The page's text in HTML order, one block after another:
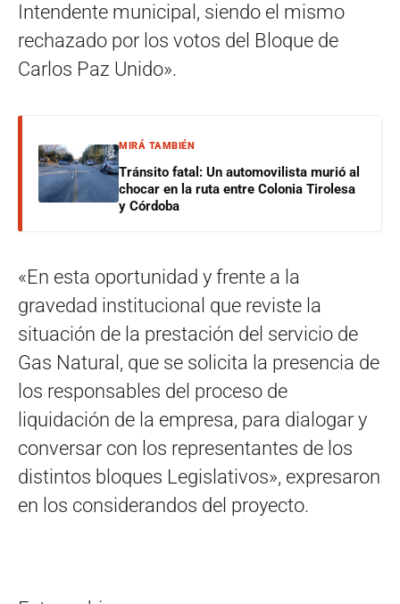
Intendente municipal, siendo el mismo
rechazado por los votos del Bloque de
Carlos Paz Unido».
MIRÁ TAMBIÉN
Tránsito fatal: Un automovilista murió al
chocar en la ruta entre Colonia Tirolesa
y Córdoba
«En esta oportunidad y frente a la
gravedad institucional que reviste la
situación de la prestación del servicio de
Gas Natural, que se solicita la presencia de
los responsables del proceso de
liquidación de la empresa, para dialogar y
conversar con los representantes de los
distintos bloques Legislativos», expresaron
en los considerandos del proyecto.